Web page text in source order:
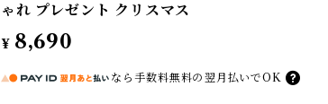
ゃれ プレゼント クリスマス
¥ 8,690
なら 手数料無料の 翌月払いでOK